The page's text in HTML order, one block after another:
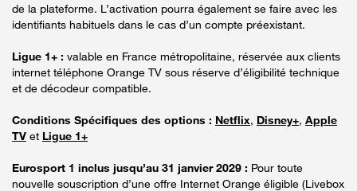
de la plateforme. L’activation pourra également se faire avec les
identifiants habituels dans le cas d’un compte préexistant.
Ligue 1+ : valable en France métropolitaine, réservée aux clients
internet téléphone Orange TV sous réserve d’éligibilité technique
et de décodeur compatible.
Conditions Spécifiques des options : Netflix, Disney+, Apple
TV et Ligue 1+
Eurosport 1 inclus jusqu’au 31 janvier 2029 : Pour toute
nouvelle souscription d’une offre Internet Orange éligible (Livebox